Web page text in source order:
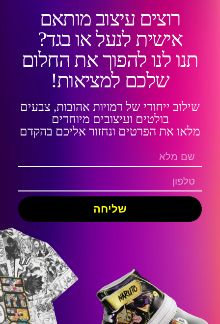
רוצים עיצוב מותאם
אישית לנעל או בגד?
תנו לנו להפוך את החלום
שלכם למציאות!
שילוב ייחודי של דמויות אהובות, צבעים
בולטים ועיצובים מיוחדים
מלאו את הפרטים ונחזור אליכם בהקדם
שליחה